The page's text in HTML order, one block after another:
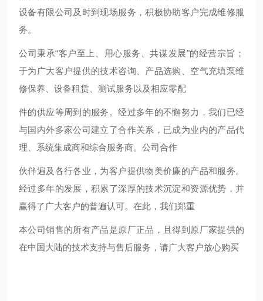
设备有限公司及时到现场服务，积极协助客户完成维修服
务。
公司秉承“客户至上、用心服务、共谋发展"的经营宗旨；
于为广大客户提供的技术咨询、产品选购、空气充填泵维
修保养、设备租赁、测试服务以及相应零配
件的供应等周到的服务。经过多年的不懈努力，我们已经
与国内外多家公司建立了合作关系，已成为业内的产品代
理、系统集成商和综合服务商。公司合作
伙伴遍及各行各业，为客户提供物美价廉的产品和服务。
经过多年的发展，积累了深厚的技术沉淀和资源优势，并
赢得了广大客户的普遍认可。在此，我们郑重
本公司销售的所有产品是原厂正品，且得到原厂家提供的
在中国大陆的技术支持与售后服务，请广大客户放心购买